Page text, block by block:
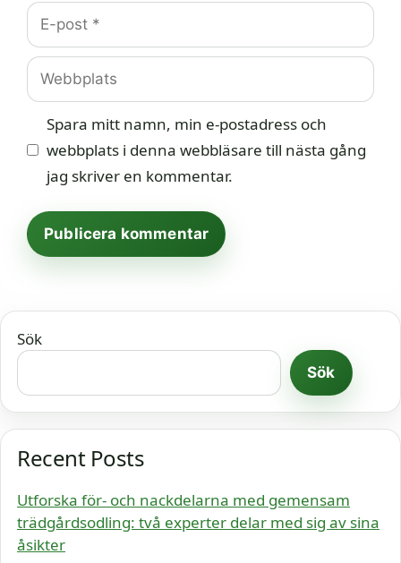
E-
post
Webbplats
Spara mitt namn, min e-postadress och
webbplats i denna webbläsare till nästa gång
jag skriver en kommentar.
Sök
Sök
Recent Posts
Utforska för- och nackdelarna med gemensam
trädgårdsodling: två experter delar med sig av sina
åsikter